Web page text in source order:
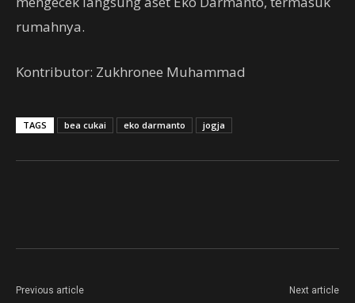
rumahnya.
Kontributor: Zukhronee Muhammad
TAGS bea cukai eko darmanto jogja
Previous article Next article